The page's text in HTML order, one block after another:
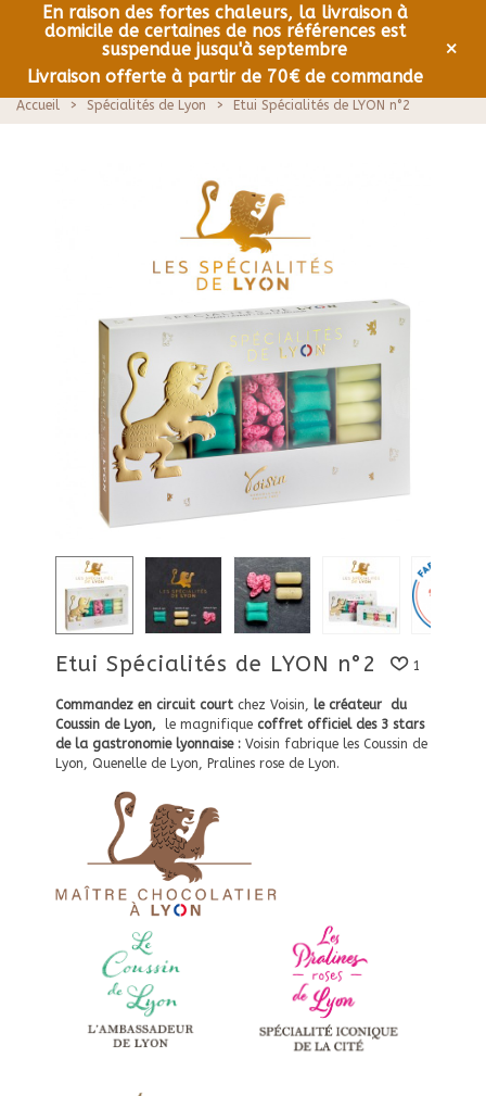
Menu 0
Accueil > Spécialités de Lyon > Etui Spécialités de LYON n°2
Etui Spécialités de LYON n°2 1
Commandez en circuit court chez Voisin, le créateur
du
Coussin de Lyon, le magnifique coffret officiel des 3 stars
de la gastronomie lyonnaise: Voisin fabrique les Coussin de
Lyon, Quenelle de Lyon, Pralines rose de Lyon.
En raison des fortes chaleurs, la livraison à
domicile de certaines de nos références est
suspendue jusqu'à septembre
Livraison offerte à partir de 70€ de commande
×